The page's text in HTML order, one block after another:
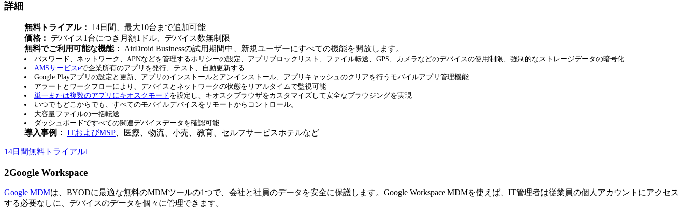
詳細
無料トライアル：
14日間、最大10台まで追加可能
価格：
デバイス1台につき月額1ドル、デバイス数無制限
無料でご利用可能な機能：
AirDroid Businessの試用期間中、新規ユーザーにすべての機能を開放します。
パスワード、ネットワーク、APNなどを管理するポリシーの設定、アプリブロックリスト、ファイル転送、GPS、カメラなどのデバイスの使用制限、強制的なストレージデータの暗号化
AMSサービスeで企業所有のアプリを発行、テスト、自動更新する
Google Playアプリの設定と更新、アプリのインストールとアンインストール、アプリキャッシュのクリアを行うモバイルアプリ管理機能
アラートとワークフローにより、デバイスとネットワークの状態をリアルタイムで監視可能
単一または複数のアプリにキオスクモード を設定し、キオスクブラウザをカスタマイズして安全なブラウジングを実現
いつでもどこからでも、すべてのモバイルデバイスをリモートからコントロール。
大容量ファイルの一括転送
ダッシュボードですべての関連デバイスデータを確認可能
導入事例： ITおよびMSP 、医療、物流、小売、教育、セルフサービスホテルなど
14日間無料トライアルl
2Google Workspace
Google MDMは、BYODに最適な無料のMDMツールの1つで、会社と社員のデータを安全に保護します。Google Workspace MDMを使えば、IT管理者は従業員の個人アカウントにアクセス
する必要なしに、デバイスのデータを個々に管理できます。